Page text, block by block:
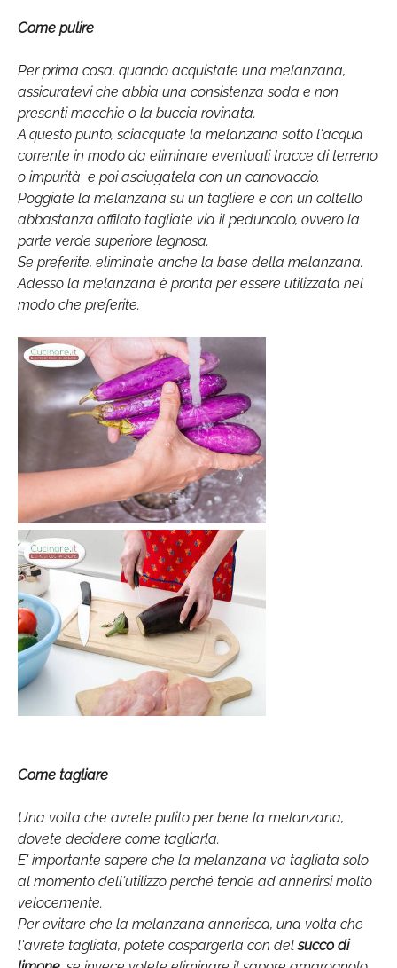
Come pulire
Per prima cosa, quando acquistate una melanzana,
assicuratevi che abbia una consistenza soda e non
presenti macchie o la buccia rovinata.
A questo punto, sciacquate la melanzana sotto l'acqua
corrente in modo da eliminare eventuali tracce di terreno
o impurità e poi asciugatela con un canovaccio.
Poggiate la melanzana su un tagliere e con un coltello
abbastanza affilato tagliate via il peduncolo, ovvero la
parte verde superiore legnosa.
Se preferite, eliminate anche la base della melanzana.
Adesso la melanzana è pronta per essere utilizzata nel
modo che preferite.
Come tagliare
Una volta che avrete pulito per bene la melanzana,
dovete decidere come tagliarla.
E' importante sapere che la melanzana va tagliata solo
al momento dell'utilizzo perché tende ad annerirsi molto
velocemente.
Per evitare che la melanzana annerisca, una volta che
l'avrete tagliata, potete cospargerla con delsucco di